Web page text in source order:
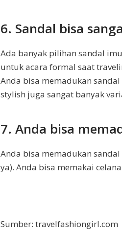
6. Sandal bisa
Ada banyak pilihan sandal
untuk acara formal saat
Anda bisa memadukan
stylish juga sangat banyak
7. Anda bisa
Anda bisa memadukan
ya). Anda bisa memakai
Sumber: travelfashiongirl.com